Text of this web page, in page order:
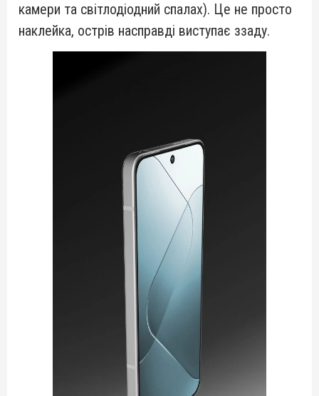
камери та світлодіодний спалах). Це не просто
наклейка, острів насправді виступає ззаду.